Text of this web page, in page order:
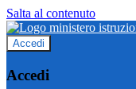
Salta al contenuto
Accedi
Accedi